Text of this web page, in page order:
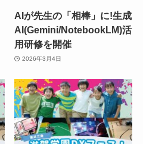
AIが先生の「相棒」に!生成
AI(Gemini/NotebookLM)活
用研修を開催
2026年3月4日